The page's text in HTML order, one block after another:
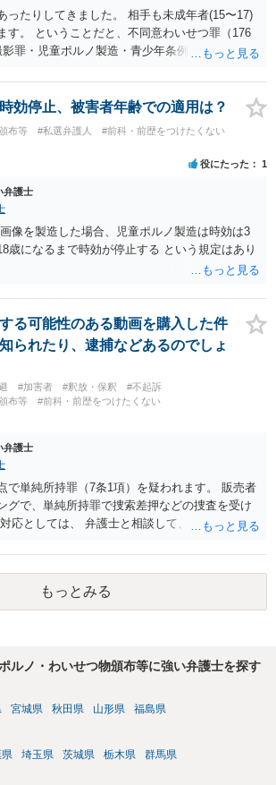
ったりしてきました。 相手も未成年者(15〜17)
す。 ということだと、不同意わいせつ罪（176
罪・児童ポルノ製造・青少年条例違反（わいせ
それなりの捜査を受けるでしょう。
効停止、被害者年齢での適用は？
布等 #私選弁護人
#前科・前歴をつけたくない
役にたった 1
弁護士
像を製造した場合、児童ポルノ製造は時効は3
歳になるまで時効が停止する という規定はあり
る可能性のある動画を購入した件
られたり、逮捕などあるのでしょ
#加害者 #釈放・保釈
#不起訴
布等
#前科・前歴をつけたくない
弁護士
で単純所持罪（7条1項）を疑われます。 販売者
グで、単純所持罪で捜索差押などの捜査を受け
応としては、 弁護士と相談して、 児童ポルノ
られます。
もっとみる
ルノ・わいせつ物頒布等に強い弁護士を探す
宮城県 秋田県 山形県 福島県
埼玉県 茨城県 栃木県 群馬県